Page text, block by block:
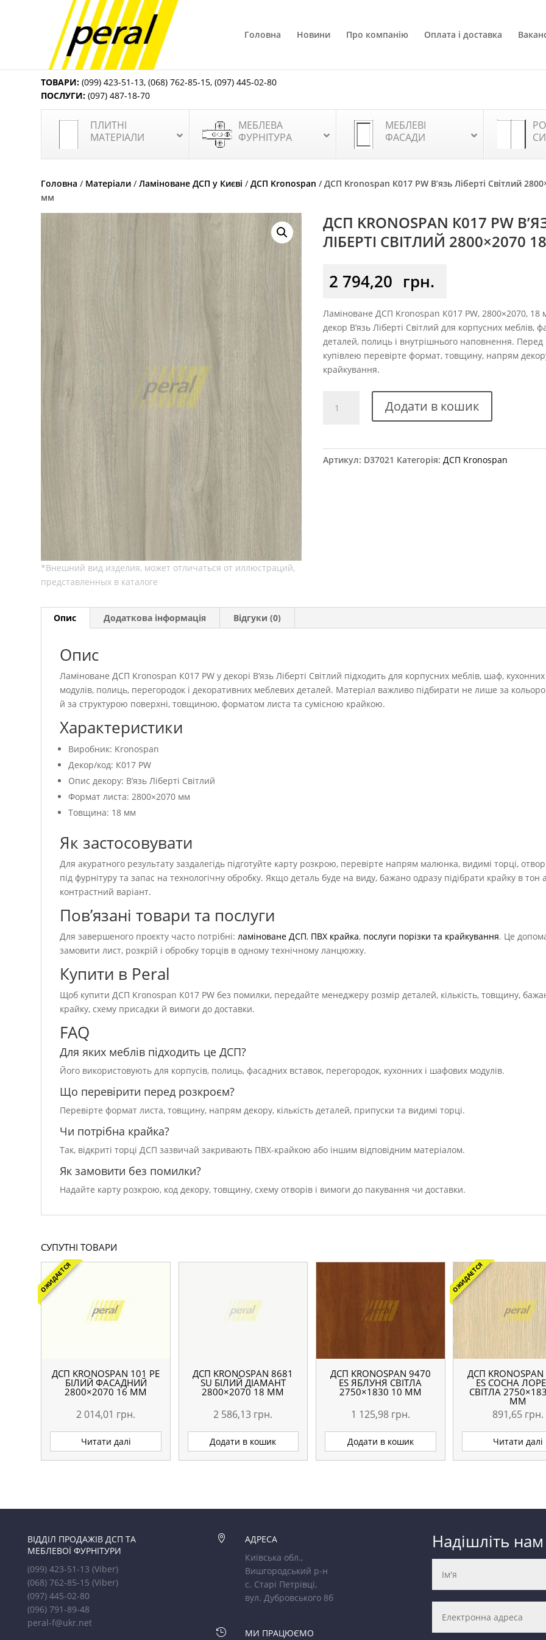
Головна Новини Про компанію Оплата і доставка
ТОВАРИ: (099) 423-51-13,(068) 762-85-15,(097) 445-02-80
ПОСЛУГИ: (097) 487-18-70
ПЛИТНІ
МАТЕРІАЛИ
МЕБЛЕВА
ФУРНІТУРА
МЕБЛЕВІ
ФАСАДИ
Головна / Матеріали /Ламіноване ДСП у Києві /ДСП Kronospan / ДСП Kronospan К017 PW В’язь Ліберті Світлий
мм
ДСП KRONOSPAN К017 PW
ЛІБЕРТІ СВІТЛИЙ 2800×2070
2 794,20 грн.
Ламіноване ДСП Kronospan К017 PW, 2800×2070, 18
декор В’язь Ліберті Світлий для корпусних меблів,
деталей, полиць і внутрішнього наповнення. Перед
купівлею перевірте формат, товщину, напрям
крайкування.
Kronospan
Ліберті
Додати в кошик
Артикул: D37021 Категорія:ДСП Kronospan
Опис Додаткова інформація Відгуки (0)
Опис
Ламіноване ДСП Kronospan К017 PW у декорі В’язь Ліберті Світлий підходить для корпусних меблів, шаф, кухонних
модулів, полиць, перегородок і декоративних меблевих деталей. Матеріал важливо підбирати не лише за
й за структурою поверхні, товщиною, форматом листа та сумісною крайкою.
Характеристики
Виробник: Kronospan
Декор/код: К017 PW
Опис декору: В’язь Ліберті Світлий
Формат листа: 2800×2070 мм
Товщина: 18 мм
Як застосовувати
Для акуратного результату заздалегідь підготуйте карту розкрою, перевірте напрям малюнка, видимі торці,
під фурнітуру та запас на технологічну обробку. Якщо деталь буде на виду, бажано одразу підібрати крайку в тон
контрастний варіант.
Пов’язані товари та послуги
Для завершеного проєкту часто потрібні:ламіноване ДСП, ПВХ крайка, послуги порізки та крайкування. Це
замовити лист, розкрій і обробку торців в одному технічному ланцюжку.
Купити в Peral
Щоб купити ДСП Kronospan К017 PW без помилки, передайте менеджеру розмір деталей, кількість, товщину,
крайку, схему присадки й вимоги до доставки.
FAQ
Для яких меблів підходить це ДСП?
Його використовують для корпусів, полиць, фасадних вставок, перегородок, кухонних і шафових модулів.
Що перевірити перед розкроєм?
Перевірте формат листа, товщину, напрям декору, кількість деталей, припуски та видимі торці.
Чи потрібна крайка?
Так, відкриті торці ДСП зазвичай закривають ПВХ-крайкою або іншим відповідним матеріалом.
Як замовити без помилки?
Надайте карту розкрою, код декору, товщину, схему отворів і вимоги до пакування чи доставки.
СУПУТНІ ТОВАРИ
ОЖИДАЕТСЯ
ДСП KRONOSPAN 101 РЕ
БІЛИЙ ФАСАДНИЙ
2800×2070 16 ММ
2 014,01 грн.
Читати далі
ДСП KRONOSPAN 8681
SU БІЛИЙ ДІАМАНТ
2800×2070 18 ММ
2 586,13 грн.
Додати в кошик
ДСП KRONOSPAN 9470
ES ЯБЛУНЯ СВІТЛА
2750×1830 10 ММ
1 125,98 грн.
Додати в кошик
ОЖИДАЕТСЯ
ДСП
ES СОСНА
СВІТЛА
ММ
891,65 грн.
Читати далі
ВІДДІЛ ПРОДАЖІВ ДСП ТА
МЕБЛЕВОЇ ФУРНІТУРИ
(099) 423-51-13(Viber)
(068) 762-85-15(Viber)
(097) 445-02-80
(096) 791-89-48
peral-f@ukr.net

АДРЕСА
Київська обл.,
Вишгородський р-н
с. Старі Петрівці,
вул. Дубровського 8б
 МИ ПРАЦЮЄМО
Надішліть